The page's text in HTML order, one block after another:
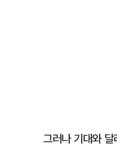
그러나 기대와